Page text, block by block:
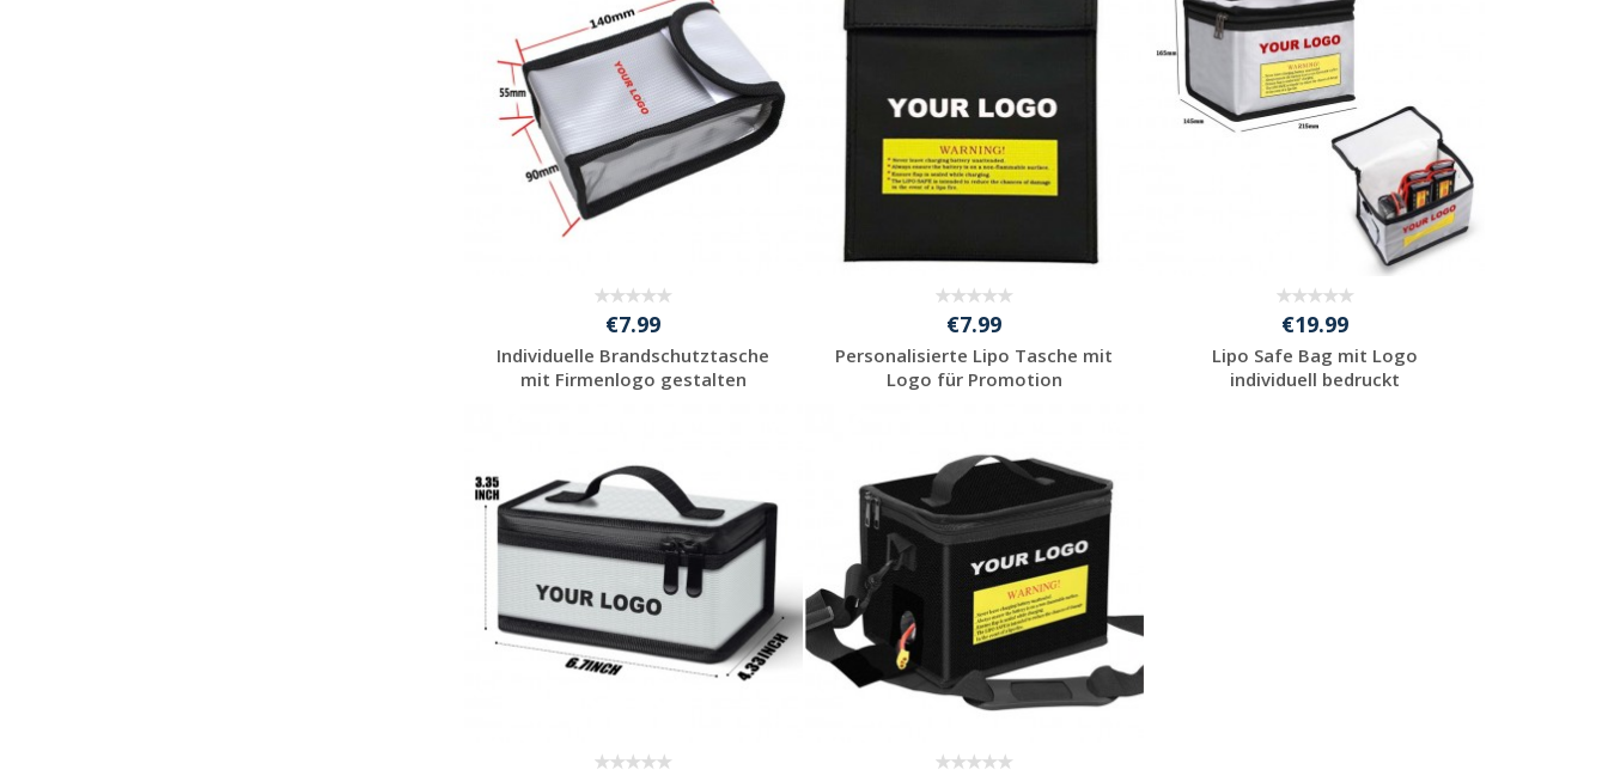
€7.99
Individuelle Brandschutztasche
mit Firmenlogo gestalten
€7.99
Personalisierte Lipo Tasche mit
Logo für Promotion
anfordern
€19.99
Lipo Safe Bag mit Logo
individuell bedruckt